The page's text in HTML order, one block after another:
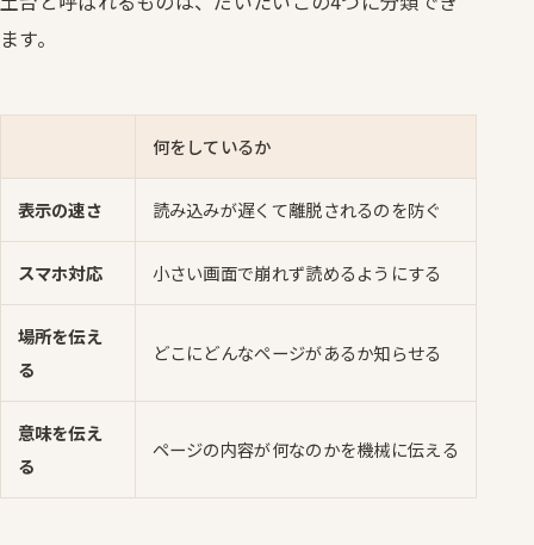
ます。
何をしているか
表示の速さ 読み込みが遅くて離脱されるのを防ぐ
スマホ対応 小さい画面で崩れず読めるようにする
場所を伝え
る
どこにどんなページがあるか知らせる
意味を伝え
る
ページの内容が何なのかを機械に伝える